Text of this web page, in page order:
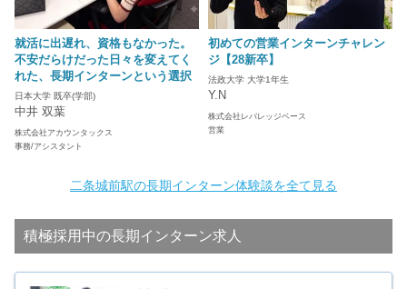
就活に出遅れ、資格もなかった。
不安だらけだった日々を変えてく
れた、長期インターンという選択
日本大学 既卒(学部)
中井 双葉
株式会社アカウンタックス
事務/アシスタント
初めての営業インターンチャレン
ジ【28新卒】
法政大学 大学1年生
Y.N
株式会社レバレッジベース
営業
二条城前駅の長期インターン体験談を全て見る
積極採用中の長期インターン求人